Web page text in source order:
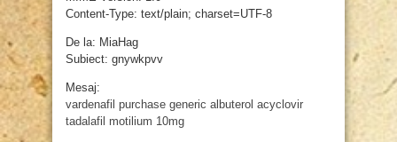
Content-Type: text/plain; charset=UTF-8
De la: MiaHag
Subiect: gnywkpvv
Mesaj:
vardenafil purchase generic albuterol acyclovir
tadalafil motilium 10mg